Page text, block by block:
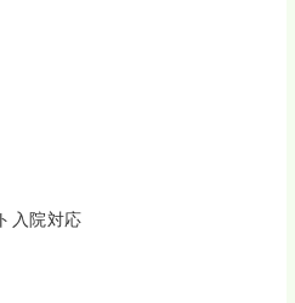
フステージの変化に合わせ
入院対応